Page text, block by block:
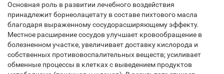
Основная роль в развитии лечебного воздействия
принадлежит борнеолацетату в составе пихтового масла
благодаря выраженному сосудорасширяющему эффекту.
Местное расширение сосудов улучшает кровообращение в
болезненном участке, увеличивает доставку кислорода и
собственных противовоспалительных веществ; усиливает
обменные процессы в клетках с выведением продуктов